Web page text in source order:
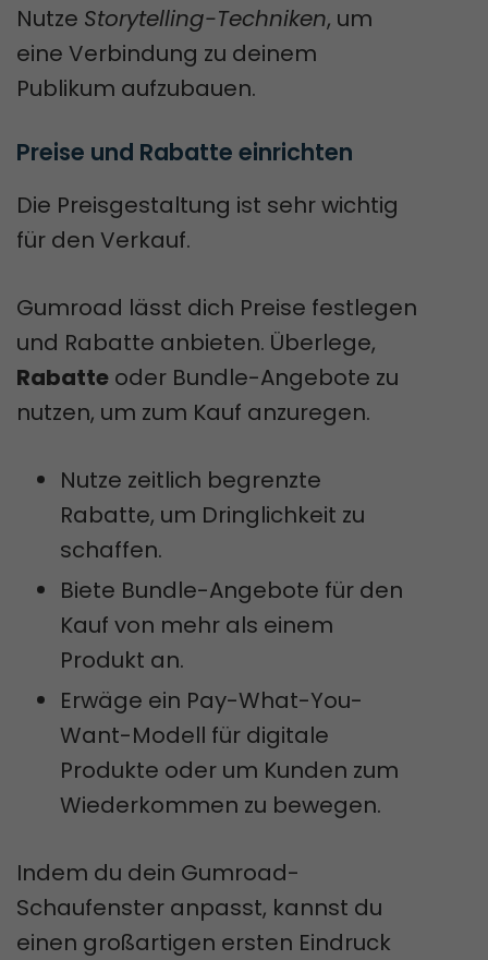
Nutze Storytelling-Techniken, um
eine Verbindung zu deinem
Publikum aufzubauen.
Preise und Rabatte einrichten
Die Preisgestaltung ist sehr wichtig
für den Verkauf.
Gumroad lässt dich Preise festlegen
und Rabatte anbieten. Überlege,
Rabatte oder Bundle-Angebote zu
nutzen, um zum Kauf anzuregen.
Nutze zeitlich begrenzte
Rabatte, um Dringlichkeit zu
schaffen.
Biete Bundle-Angebote für den
Kauf von mehr als einem
Produkt an.
Erwäge ein Pay-What-You-
Want-Modell für digitale
Produkte oder um Kunden zum
Wiederkommen zu bewegen.
Indem du dein Gumroad-
Schaufenster anpasst, kannst du
einen großartigen ersten Eindruck